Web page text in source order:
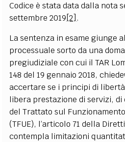
Codice è stata data dalla nota
settembre 2019 [2] .
La sentenza in esame giunge
processuale sorto da una
pregiudiziale con cui il TAR
148 del 19 gennaio 2018,
accertare se i principi di
libera prestazione di servizi,
del Trattato sul
(TFUE), l’articolo 71 della
contempla limitazioni